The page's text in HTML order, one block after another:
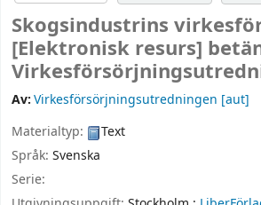
Skogsindustrins
[Elektronisk resurs]
Av:Virkesförsörjningsutredningen [aut]
Materialtyp:
Text
Språk: Svenska
Serie: